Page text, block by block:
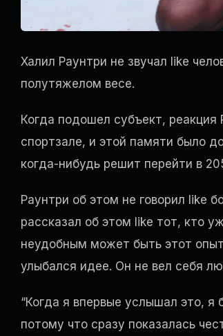
Халил Раунтри не звучал like
полутяжелом весе.
Когда подошел субъект,
спортзале, и этой памяти было
когда-нибудь решит перейти в
Раунтри об этом не говорил like
рассказал об этом like тот, кто
неудобным может быть этот
улыбался идее. Он не вел себя
“Когда я впервые услышал это, я
потому что сразу показалась